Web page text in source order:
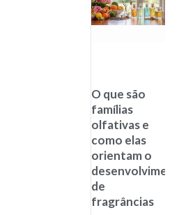
O que são
famílias
olfativas e
como elas
orientam o
de
fragrâncias